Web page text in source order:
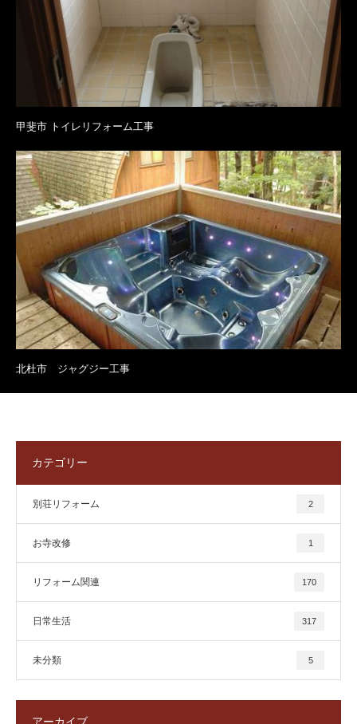
甲斐市 トイレリフォーム工事
北杜市 ジャグジー工事
カテゴリー
別荘リフォーム 2
お寺改修 1
リフォーム関連 170
日常生活 317
未分類 5